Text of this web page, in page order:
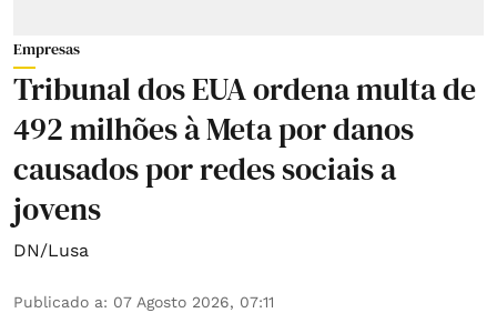
Empresas
Tribunal dos EUA ordena multa de
492 milhões à Meta por danos
causados por redes sociais a
jovens
DN/Lusa
Publicado a: 07 Agosto 2026, 07:11